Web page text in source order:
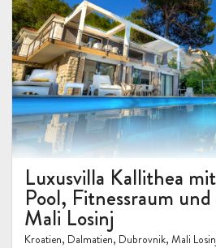
Luxusvilla Kallithea
Pool, Fitnessraum
Mali Losinj
Kroatien, Dalmatien, Dubrovnik, Mali